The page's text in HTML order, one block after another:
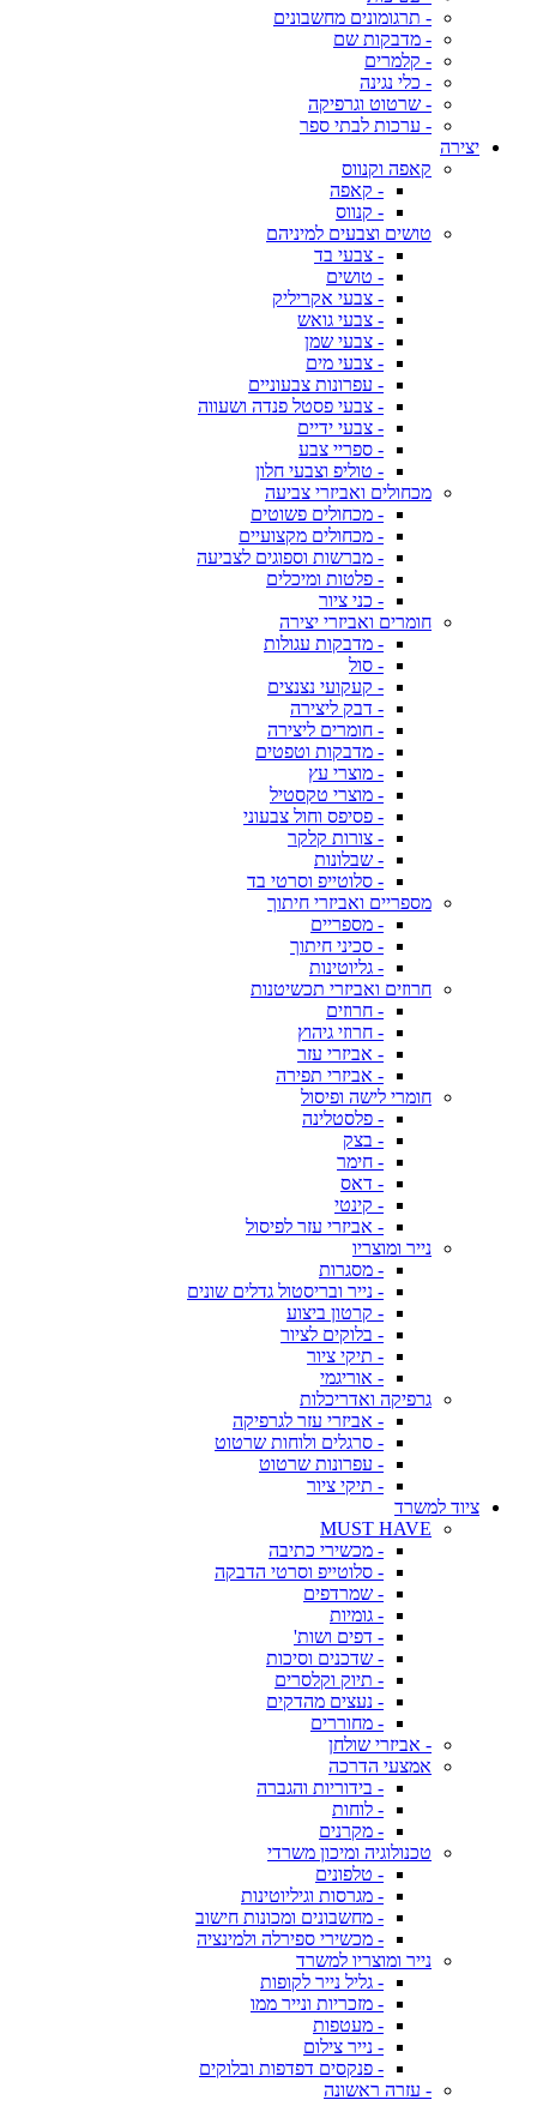
- תרגומונים מחשבונים
- מדבקות שם
- קלמרים
- כלי נגינה
- שרטוט וגרפיקה
- ערכות לבתי ספר
יצירה
קאפה וקנווס
- קאפה
- קנווס
טושים וצבעים למיניהם
- צבעי בד
- טושים
- צבעי אקריליק
- צבעי גואש
- צבעי שמן
- צבעי מים
- עפרונות צבעוניים
- צבעי פסטל פנדה ושעווה
- צבעי ידיים
- ספריי צבע
- טוליפ וצבעי חלון
מכחולים ואביזרי צביעה
- מכחולים פשוטים
- מכחולים מקצועיים
- מברשות וספוגים לצביעה
- פלטות ומיכלים
- כני ציור
חומרים ואביזרי יצירה
- מדבקות עגולות
- סול
- קעקועי נצנצים
- דבק ליצירה
- חומרים ליצירה
- מדבקות וטפטים
- מוצרי עץ
- מוצרי טקסטיל
- פסיפס וחול צבעוני
- צורות קלקר
- שבלונות
- סלוטייפ וסרטי בד
מספריים ואביזרי חיתוך
- מספריים
- סכיני חיתוך
- גליוטינות
חרוזים ואביזרי תכשיטנות
- חרוזים
- חרוזי גיהוץ
- אביזרי עזר
- אביזרי תפירה
חומרי לישה ופיסול
- פלסטלינה
- בצק
- חימר
- דאס
- קינטי
- אביזרי עזר לפיסול
נייר ומוצריו
- מסגרות
- נייר ובריסטול גדלים שונים
- קרטון ביצוע
- בלוקים לציור
- תיקי ציור
- אוריגמי
גרפיקה ואדריכלות
- אביזרי עזר לגרפיקה
- סרגלים ולוחות שרטוט
- עפרונות שרטוט
- תיקי ציור
ציוד למשרד
MUST HAVE
- מכשירי כתיבה
- סלוטייפ וסרטי הדבקה
- שמרדפים
- גומיות
- דפים ושות'
- שדכנים וסיכות
- תיוק וקלסרים
- נעצים מהדקים
- מחוררים
- אביזרי שולחן
אמצעי הדרכה
- בידוריות והגברה
- לוחות
- מקרנים
טכנולוגיה ומיכון משרדי
- טלפונים
- מגרסות וגיליוטינות
- מחשבונים ומכונות חישוב
- מכשירי ספירלה ולמינציה
נייר ומוצריו למשרד
- גליל נייר לקופות
- מזכריות ונייר ממו
- מעטפות
- נייר צילום
- פנקסים דפדפות ובלוקים
- עזרה ראשונה